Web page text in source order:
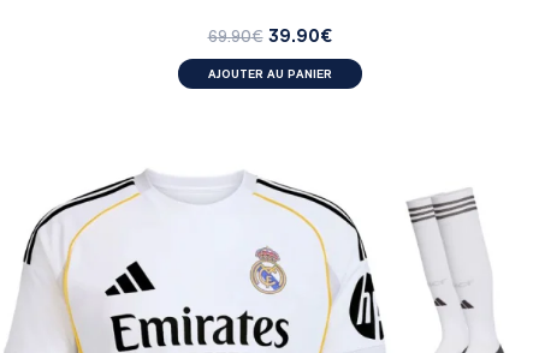
69.90€ 39.90€
AJOUTER AU PANIER